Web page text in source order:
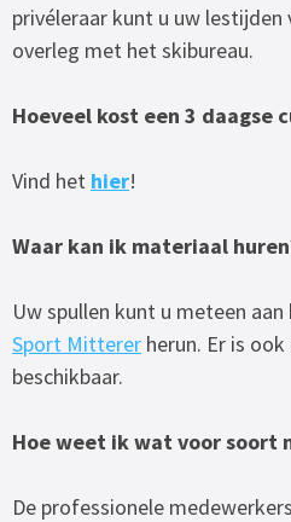
privéleraar kunt u uw lestijden
overleg met het skibureau.
Hoeveel kost een 3 daagse
Vind het hier!
Waar kan ik materiaal
Uw spullen kunt u meteen
Sport Mitterer herun. Er is
beschikbaar.
Hoe weet ik wat voor soort
De professionele